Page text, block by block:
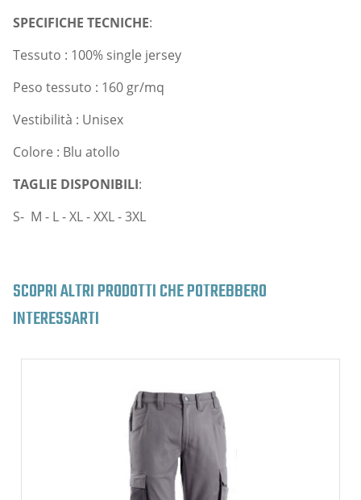
SPECIFICHE TECNICHE:
Tessuto : 100% single jersey
Peso tessuto : 160 gr/mq
Vestibilità : Unisex
Colore : Blu atollo
TAGLIE DISPONIBILI:
S- M - L - XL - XXL - 3XL
SCOPRI ALTRI PRODOTTI CHE POTREBBERO
INTERESSARTI